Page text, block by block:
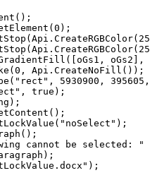
oGs2],
Api.CreateNoFill());
5930900,
true);
cannot be selected: "